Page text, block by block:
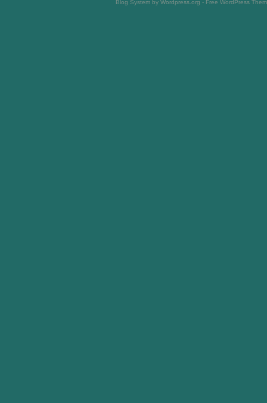
Blog System by Wordpress.org - Free WordPress